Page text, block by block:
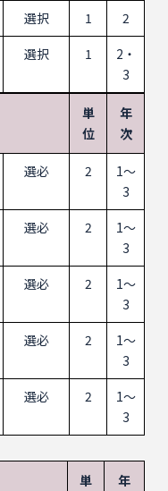
選択 1
2
選択 1
2・
3
単
位
年
次
選必 2
1～
3
選必 2
1～
3
選必 2
1～
3
選必 2
1～
3
選必 2
1～
3
単
年